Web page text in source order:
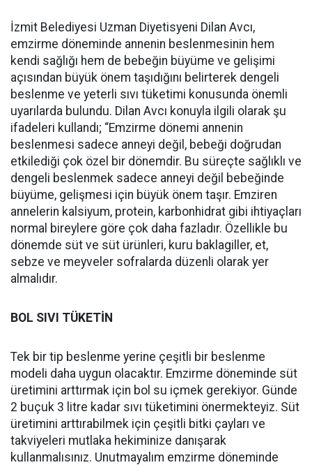
İzmit Belediyesi Uzman Diyetisyeni Dilan Avcı,
emzirme döneminde annenin beslenmesinin hem
kendi sağlığı hem de bebeğin büyüme ve gelişimi
açısından büyük önem taşıdığını belirterek dengeli
beslenme ve yeterli sıvı tüketimi konusunda önemli
uyarılarda bulundu. Dilan Avcı konuyla ilgili olarak şu
ifadeleri kullandı; “Emzirme dönemi annenin
beslenmesi sadece anneyi değil, bebeği doğrudan
etkilediği çok özel bir dönemdir. Bu süreçte sağlıklı ve
dengeli beslenmek sadece anneyi değil bebeğinde
büyüme, gelişmesi için büyük önem taşır. Emziren
annelerin kalsiyum, protein, karbonhidrat gibi ihtiyaçları
normal bireylere göre çok daha fazladır. Özellikle bu
dönemde süt ve süt ürünleri, kuru baklagiller, et,
sebze ve meyveler sofralarda düzenli olarak yer
almalıdır.
BOL SIVI TÜKETİN
Tek bir tip beslenme yerine çeşitli bir beslenme
modeli daha uygun olacaktır. Emzirme döneminde süt
üretimini arttırmak için bol su içmek gerekiyor. Günde
2 buçuk 3 litre kadar sıvı tüketimini önermekteyiz. Süt
üretimini arttırabilmek için çeşitli bitki çayları ve
takviyeleri mutlaka hekiminize danışarak
kullanmalısınız. Unutmayalım emzirme döneminde